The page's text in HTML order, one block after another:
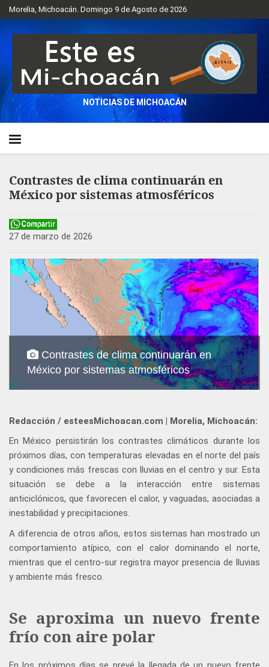
Morelia, Michoacán. Domingo 9 de Agosto de 2026
NOTICIAS DE MICHOACÁN
Contrastes de clima continuarán en
México por sistemas atmosféricos
27 de marzo de 2026
Contrastes de clima continuarán en
México por sistemas atmosféricos
Redacción / esteesMichoacan.com | Morelia, Michoacán:
En México persistirán los contrastes climáticos durante los
próximos días, con temperaturas elevadas en el norte del país
y condiciones más frescas con lluvias en el centro y sur. Esta
situación se debe a la interacción entre sistemas
anticiclónicos, que favorecen el calor, y vaguadas, asociadas a
inestabilidad y precipitaciones.
A diferencia de otros años, estos sistemas han mostrado un
comportamiento atípico, con el calor dominando el norte,
mientras que el centro-sur registra mayor presencia de lluvias
y ambiente más fresco.
Se aproxima un nuevo frente
frío con aire polar